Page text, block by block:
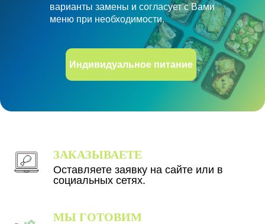
варианты замены и согласует с Вами
меню при необходимости.
Индивидуальное питание
ЗАКАЗЫВАЕТЕ
Оставляете заявку на сайте или в
социальных сетях.
МЫ ГОТОВИМ